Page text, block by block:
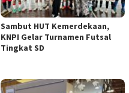
Sambut HUT Kemerdekaan,
KNPI Gelar Turnamen Futsal
Tingkat SD